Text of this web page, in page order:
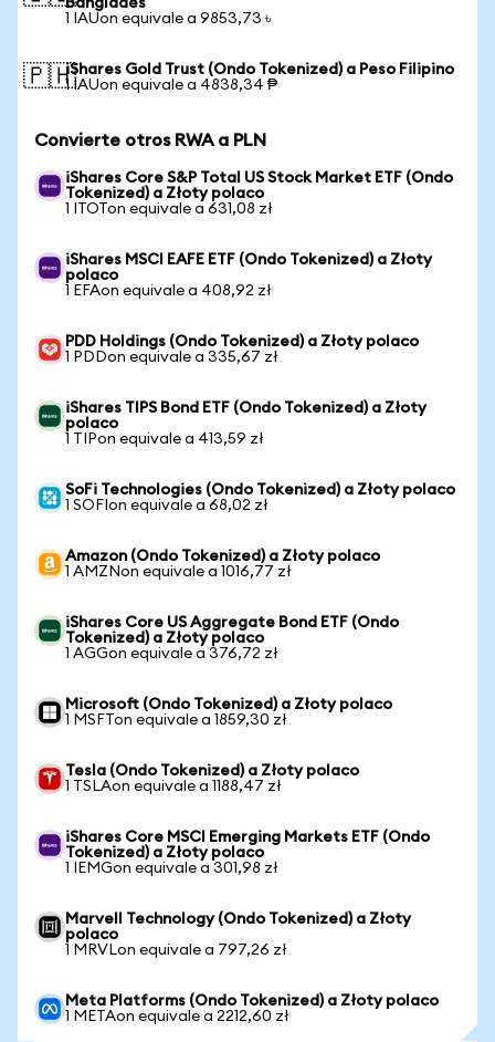
Bangladés
1 IAUon equivale a 9853,73 ৳
🇵🇭iShares Gold Trust (Ondo Tokenized) a Peso Filipino
1 IAUon equivale a 4838,34 ₱
Convierte otros RWA a PLN
iShares Core S&P Total US Stock Market ETF (Ondo
Tokenized) a Złoty polaco
1 ITOTon equivale a 631,08 zł
iShares MSCI EAFE ETF (Ondo Tokenized) a Złoty
polaco
1 EFAon equivale a 408,92 zł
PDD Holdings (Ondo Tokenized) a Złoty polaco
1 PDDon equivale a 335,67 zł
iShares TIPS Bond ETF (Ondo Tokenized) a Złoty
polaco
1 TIPon equivale a 413,59 zł
SoFi Technologies (Ondo Tokenized) a Złoty polaco
1 SOFIon equivale a 68,02 zł
Amazon (Ondo Tokenized) a Złoty polaco
1 AMZNon equivale a 1016,77 zł
iShares Core US Aggregate Bond ETF (Ondo
Tokenized) a Złoty polaco
1 AGGon equivale a 376,72 zł
Microsoft (Ondo Tokenized) a Złoty polaco
1 MSFTon equivale a 1859,30 zł
Tesla (Ondo Tokenized) a Złoty polaco
1 TSLAon equivale a 1188,47 zł
iShares Core MSCI Emerging Markets ETF (Ondo
Tokenized) a Złoty polaco
1 IEMGon equivale a 301,98 zł
Marvell Technology (Ondo Tokenized) a Złoty
polaco
1 MRVLon equivale a 797,26 zł
Meta Platforms (Ondo Tokenized) a Złoty polaco
1 METAon equivale a 2212,60 zł